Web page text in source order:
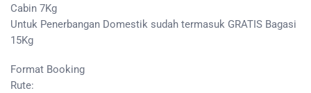
Cabin 7Kg
Untuk Penerbangan Domestik sudah termasuk GRATIS Bagasi
15Kg
Format Booking
Rute: